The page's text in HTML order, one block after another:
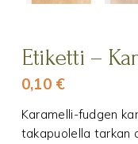
Etiketti –
0,10 €
Karamelli-fudgen
takapuolella tarkan